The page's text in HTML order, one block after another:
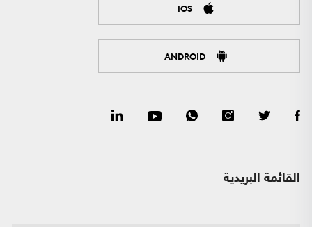
IOS
ANDROID
القائمة البريدية